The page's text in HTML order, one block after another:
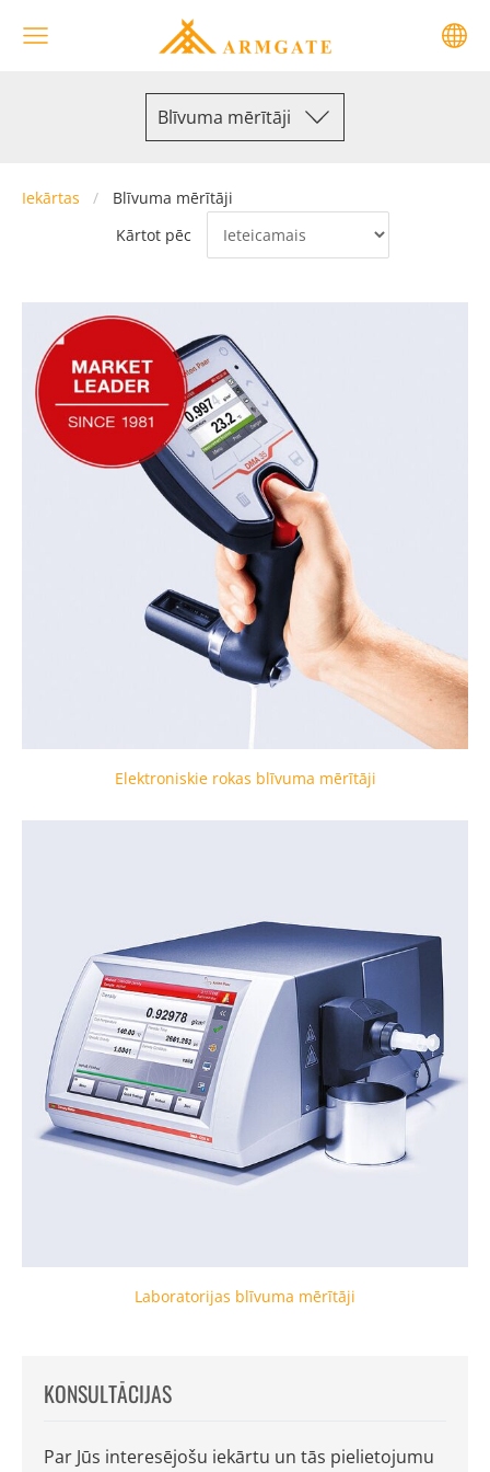
Blīvuma mērītāji
KONSULTĀCIJAS
Par Jūs interesējošu iekārtu un tās pielietojumu
Iekārtas
Blīvuma mērītāji
Kārtot pēc
Elektroniskie rokas blīvuma mērītāji
Laboratorijas blīvuma mērītāji